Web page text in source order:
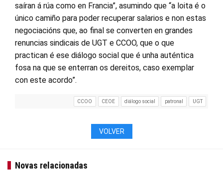
saíran á rúa como en Francia”, asumindo que “a loita é o
único camiño para poder recuperar salarios e non estas
negociacións que, ao final se converten en grandes
renuncias sindicais de UGT e CCOO, que o que
practican é ese diálogo social que é unha auténtica
fosa na que se enterran os dereitos, caso exemplar
con este acordo”.
CCOO CEOE diálogo social patronal UGT
VOLVER
Novas relacionadas